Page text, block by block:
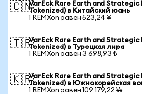
🇨🇳VanEck Rare Earth and Strategic
Tokenized) в Китайский юань
1 REMXon равен 523,24 ¥
🇹🇷VanEck Rare Earth and Strategic
Tokenized) в Турецкая лира
1 REMXon равен 3 698,93 ₺
🇰🇷VanEck Rare Earth and Strategic
Tokenized) в Южнокорейская
1 REMXon равен 109 179,22 ₩